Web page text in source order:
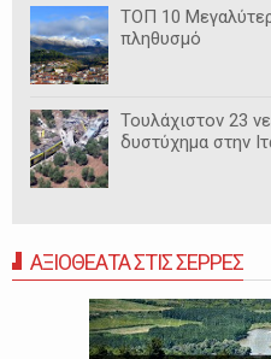
ΤΟΠ 10
πληθυσμό
Τουλάχιστον 23
δυστύχημα στην
ΑΞΙΟΘΕΑΤΑ ΣΤΙΣ ΣΕΡΡΕΣ